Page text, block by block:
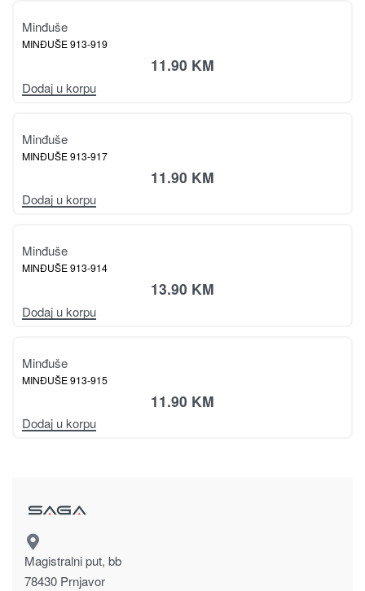
Minđuše
MINĐUŠE 913-919
11.90 KM
Dodaj u korpu
Minđuše
MINĐUŠE 913-917
11.90 KM
Dodaj u korpu
Minđuše
MINĐUŠE 913-914
13.90 KM
Dodaj u korpu
Minđuše
MINĐUŠE 913-915
11.90 KM
Dodaj u korpu
Magistralni put, bb
78430 Prnjavor